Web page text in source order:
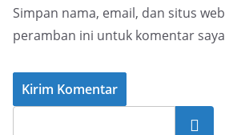
Simpan nama, email, dan situs
peramban ini untuk komentar
Cari